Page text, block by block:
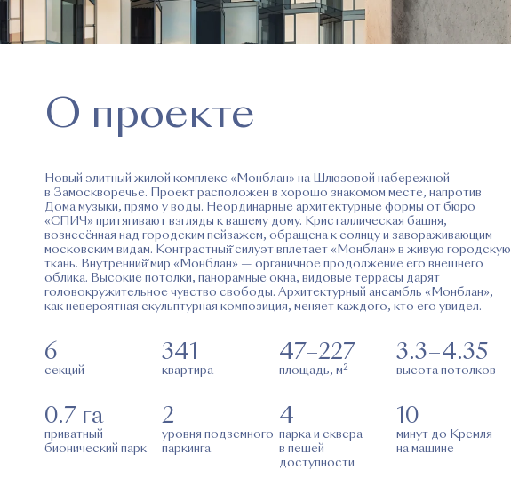
О проекте
Новый элитный жилой комплекс «Монблан» на Шлюзовой набережной
в Замоскворечье. Проект расположен в хорошо знакомом месте, напротив
Дома музыки, прямо у воды. Неординарные архитектурные формы от бюро
«СПИЧ» притягивают взгляды к вашему дому. Кристаллическая башня,
вознесённая над городским пейзажем, обращена к солнцу и завораживающим
московским видам. Контрастный̆ силуэт вплетает «Монблан» в живую городскую
ткань. Внутренний̆ мир «Монблан» — органичное продолжение его внешнего
облика. Высокие потолки, панорамные окна, видовые террасы дарят
головокружительное чувство свободы. Архитектурный ансамбль «Монблан»,
как невероятная скульптурная композиция, меняет каждого, кто его увидел.
6
секций
341
квартира
47–227
площадь, м2
3.3–4.35
высота потолков
0.7 га
приватный
бионический парк
2
уровня подземного
паркинга
4
парка и сквера
в пешей
доступности
10
минут до Кремля
на машине